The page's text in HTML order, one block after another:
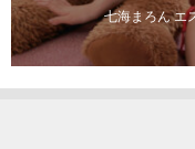
七海まろん エ